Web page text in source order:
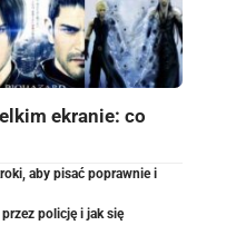
ekranie: co
aby pisać poprawnie i
policję i jak się